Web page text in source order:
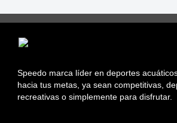
Speedo marca líder en deportes
hacia tus metas, ya sean competitivas,
recreativas o simplemente para disfrutar.